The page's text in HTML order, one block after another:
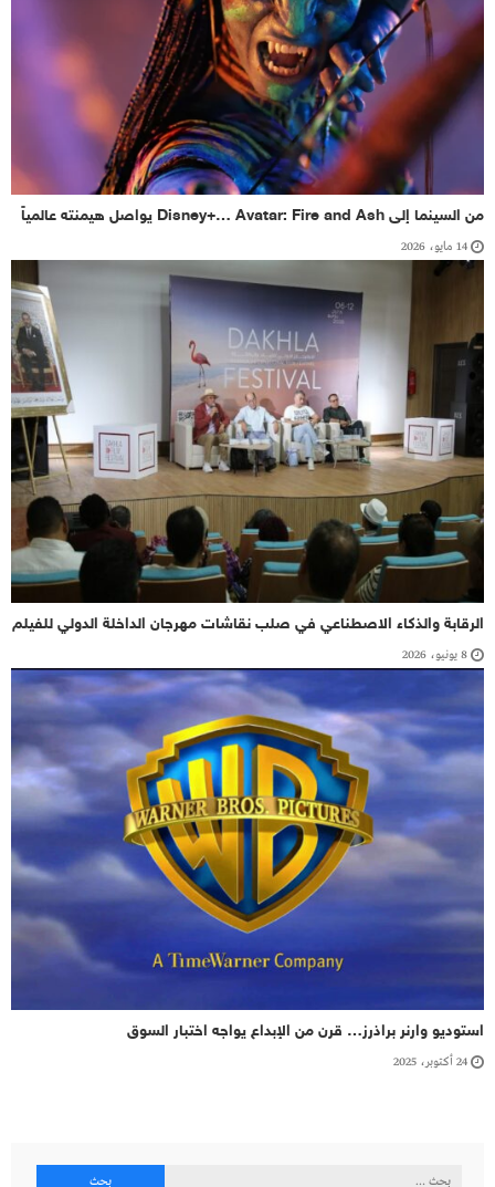
من السينما إلى Disney+… Avatar: Fire and Ash يواصل هيمنته عالمياً
14 مايو، 2026
الرقابة والذكاء الاصطناعي في صلب نقاشات مهرجان الداخلة الدولي للفيلم
8 يونيو، 2026
استوديو وارنر براذرز… قرن من الإبداع يواجه اختبار السوق
24 أكتوبر، 2025
البحث